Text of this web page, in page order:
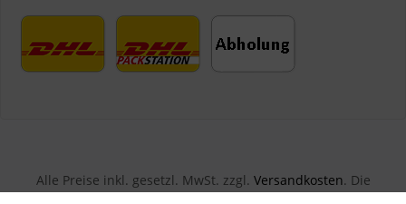
Alle Preise inkl. gesetzl. MwSt. zzgl. Versandkosten. Die